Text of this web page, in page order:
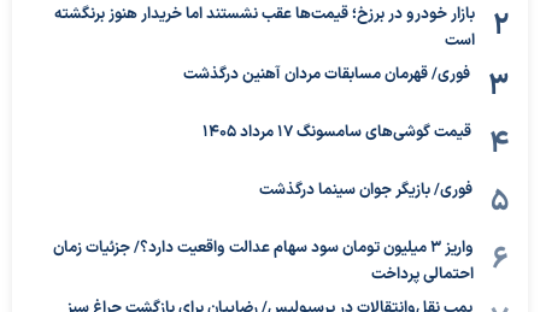
بازار خودرو در برزخ؛ قیمت‌ها عقب نشستند اما خریدار هنوز برنگشته
است
فوری/ قهرمان مسابقات مردان آهنین درگذشت
قیمت گوشی‌های سامسونگ 17 مرداد 1405
فوری/ بازیگر جوان سینما درگذشت
واریز ۳ میلیون تومان سود سهام عدالت واقعیت دارد؟/ جزئیات زمان
احتمالی پرداخت